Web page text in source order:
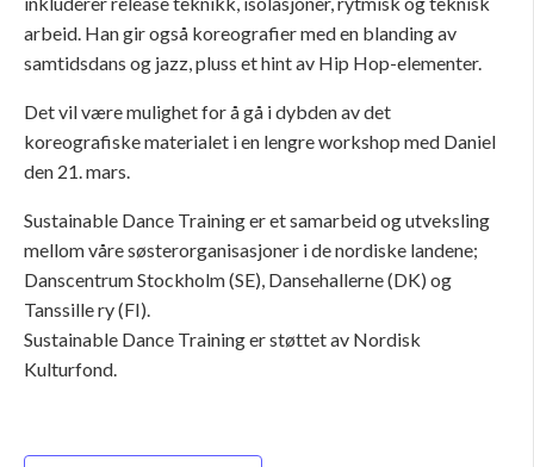
arbeid. Han gir også koreografier med en blanding av
samtidsdans og jazz, pluss et hint av Hip Hop-elementer.
Det vil være mulighet for å gå i dybden av det
koreografiske materialet i en lengre workshop med Daniel
den 21. mars.
Sustainable Dance Training er et samarbeid og utveksling
mellom våre søsterorganisasjoner i de nordiske landene;
Danscentrum Stockholm (SE), Dansehallerne (DK) og
Tanssille ry (FI).
Sustainable Dance Training er støttet av Nordisk
Kulturfond.